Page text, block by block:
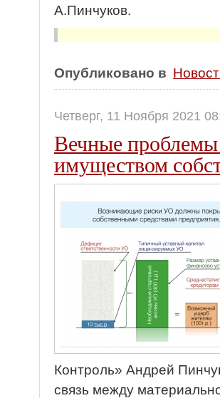
А.Пинчуков.
Опубликовано в
Четверг, 11 Ноября 2021
Вечные
имуществом
Контроль» Андрей
связь между